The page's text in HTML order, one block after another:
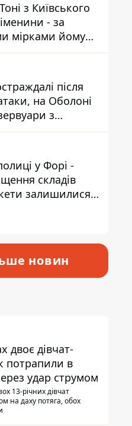
з Київського
- за
мірками йому
років
після
на Оболоні
з
у Форі -
складів
залишилися
новин
двоє дівчат-
потрапили в
удар струмом
13-річних дівчат
на даху потяга, обох